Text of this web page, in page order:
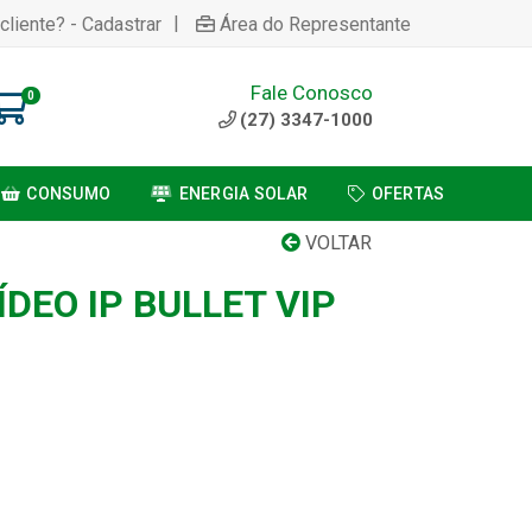
- Cadastrar | Área do Representante
0 Fale Conosco
(27) 3347-1000
CONSUMO ENERGIA SOLAR OFERTAS
VOLTAR
IP BULLET VIP